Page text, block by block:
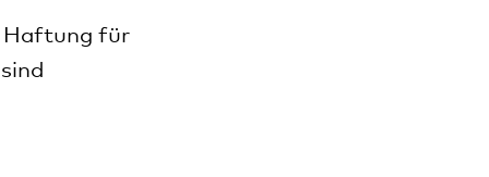
Haftung für